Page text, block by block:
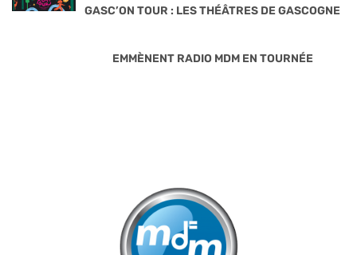
GASC’ON TOUR : LES THÉÂTRES DE GASCOGNE
EMMÈNENT RADIO MDM EN TOURNÉE